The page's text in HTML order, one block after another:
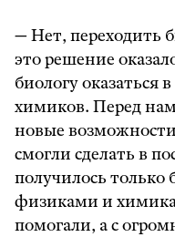
— Нет, переходить
это решение
биологу оказаться
химиков. Перед
новые
смогли сделать в
получилось только
физиками и
помогали, а с